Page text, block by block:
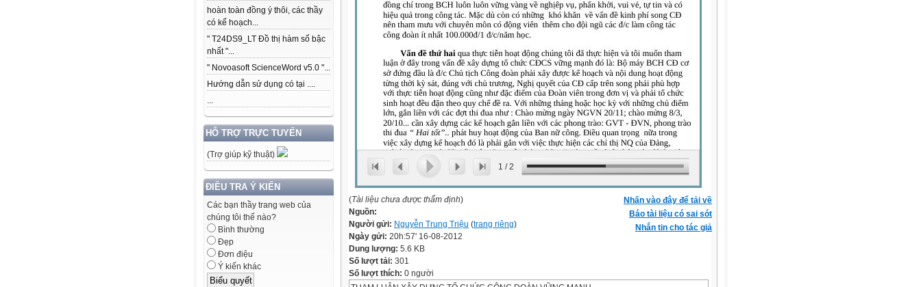
hoàn toàn đồng ý thôi, các thầy
có kế hoạch...
" T24DS9_LT Đồ thị hàm số bậc
nhất "...
" Novoasoft ScienceWord v5.0 "...
Hướng dẫn sử dụng có tại ....
...
HỖ TRỢ TRỰC TUYẾN
(Trợ giúp kỹ thuật)
ĐIỀU TRA Ý KIẾN
Các bạn thầy trang web của
chúng tôi thế nào?
Bình thường
Đẹp
Đơn điệu
Ý kiến khác
1 /2
Nhấn vào đây để tải về
Báo tài liệu có sai sót
Nhắn tin cho tác giả
(Tài liệu chưa được thẩm định)
Nguồn:
Người gửi: Nguyễn Trung Triệu (trang riêng)
Ngày gửi: 20h:57' 16-08-2012
Dung lượng: 5.6 KB
Số lượt tải: 301
Số lượt thích: 0 người